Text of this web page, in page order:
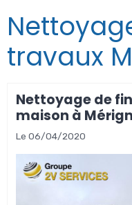
travaux
Nettoyage de
maison à
Le 06/04/2020